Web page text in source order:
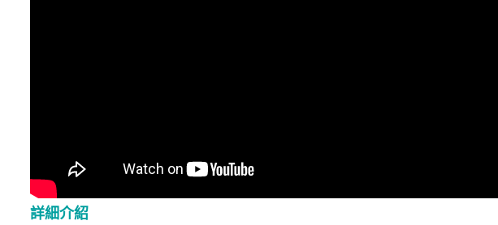
詳細介紹